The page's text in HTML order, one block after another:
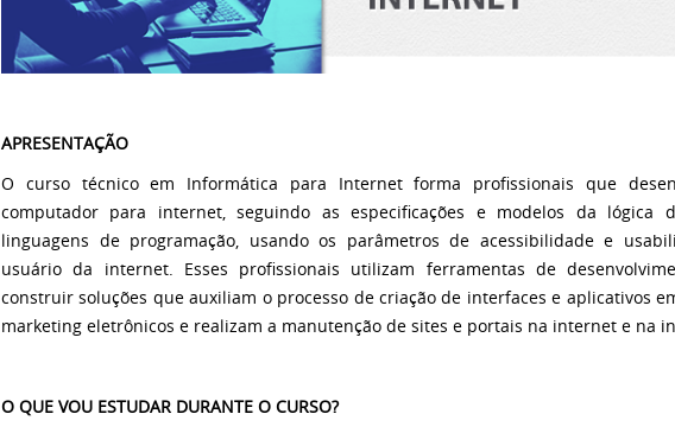
APRESENTAÇÃO
O curso técnico em Informática para Internet forma profissionais que
computador para internet, seguindo as especificações e modelos da lógica
linguagens de programação, usando os parâmetros de acessibilidade e
usuário da internet. Esses profissionais utilizam ferramentas de
construir soluções que auxiliam o processo de criação de interfaces e aplicativos
marketing eletrônicos e realizam a manutenção de sites e portais na internet e na
O QUE VOU ESTUDAR DURANTE O CURSO?